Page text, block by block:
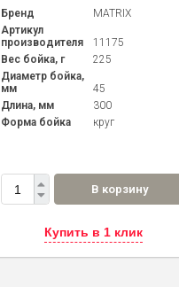
Бренд
MATRIX
Артикул
производителя
11175
Вес бойка, г
225
Диаметр бойка,
мм
45
Длина, мм
300
Форма бойка
круг
В корзину
Купить в 1 клик